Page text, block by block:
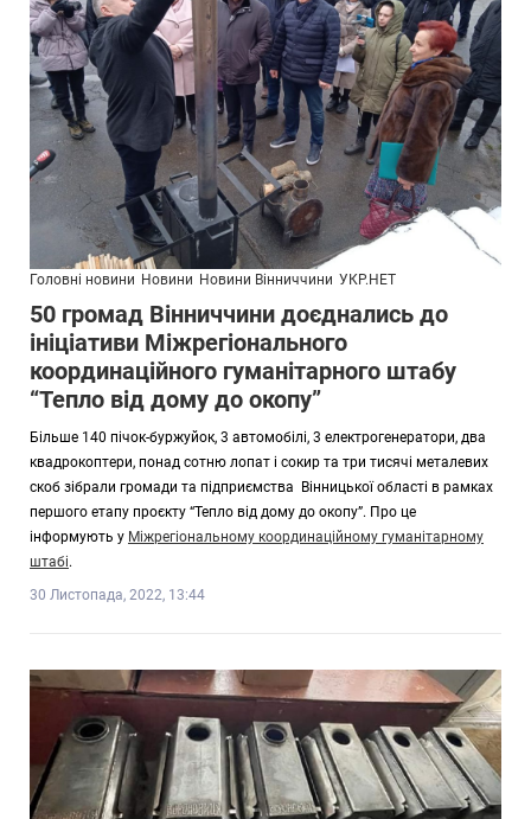
Головні новини Новини Новини Вінниччини УКР.НЕТ
50 громад Вінниччини доєднались до
ініціативи Міжрегіонального
координаційного гуманітарного штабу
“Тепло від дому до окопу”
Більше 140 пічок-буржуйок, 3 автомобілі, 3 електрогенератори, два
квадрокоптери, понад сотню лопат і сокир та три тисячі металевих
скоб зібрали громади та підприємства Вінницької області в рамках
першого етапу проєкту “Тепло від дому до окопу”. Про це
інформують у Міжрегіональному координаційному гуманітарному
штабі.
30 Листопада, 2022, 13:44